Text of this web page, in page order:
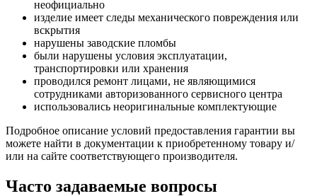
неофициально
изделие имеет следы механического повреждения или
вскрытия
нарушены заводские пломбы
были нарушены условия эксплуатации,
транспортировки или хранения
проводился ремонт лицами, не являющимися
сотрудниками авторизованного сервисного центра
использовались неоригинальные комплектующие
Подробное описание условий предоставления гарантии вы
можете найти в документации к приобретенному товару и/
или на сайте соответствующего производителя.
Часто задаваемые вопросы